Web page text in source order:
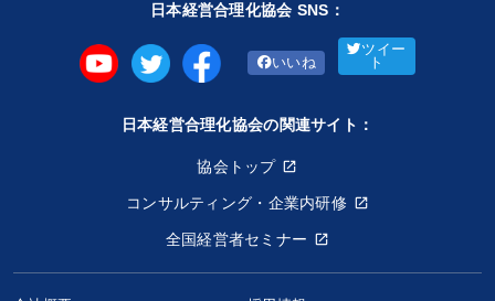
日本経営合理化協会 SNS：
いいね
ツイー
ト
日本経営合理化協会の関連サイト：
協会トップ
コンサルティング・企業内研修
全国経営者セミナー